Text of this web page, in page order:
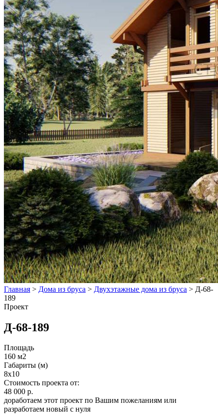
Главная > Дома из бруса > Двухэтажные дома из бруса > Д-68-
189
Проект
Д-68-189
Площадь
160 м2
Габариты (м)
8x10
Стоимость проекта от:
48 000 р.
доработаем этот проект по Вашим пожеланиям или
разработаем новый с нуля